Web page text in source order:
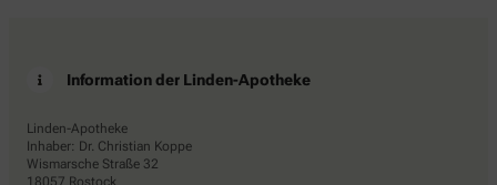
Information der Linden-Apotheke
Linden-Apotheke
Inhaber: Dr. Christian Koppe
Wismarsche Straße 32
18057 Rostock